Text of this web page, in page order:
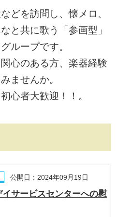
どを訪問し、懐メロ、
と共に歌う「参画型」
ループです。
心のある方、楽器経験
ませんか。
心者大歓迎！！。
公開日：2024年09月19日
イサービスセンターへの慰